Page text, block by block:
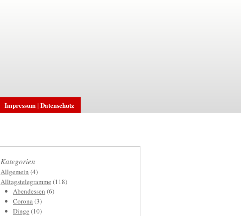
Impressum | Datenschutz
Kategorien
Allgemein (4)
Alltagstelegramme (118)
Abendessen (6)
Corona(3)
Dinge (10)